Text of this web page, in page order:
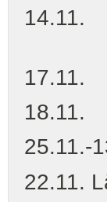
14.11.
-
17.11.
25.11.-
22.11.